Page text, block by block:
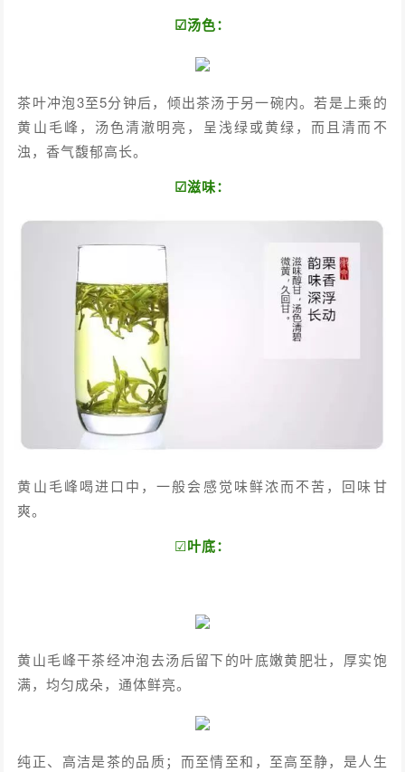
☑汤色：
茶叶冲泡3至5分钟后，倾出茶汤于另一碗内。若是上乘的
黄山毛峰，汤色清澈明亮，呈浅绿或黄绿，而且清而不
浊，香气馥郁高长。
☑滋味：
黄山毛峰喝进口中，一般会感觉味鲜浓而不苦，回味甘
爽。
☑叶底：
黄山毛峰干茶经冲泡去汤后留下的叶底嫩黄肥壮，厚实饱
满，均匀成朵，通体鲜亮。
纯正、高洁是茶的品质；而至情至和，至高至静，是人生